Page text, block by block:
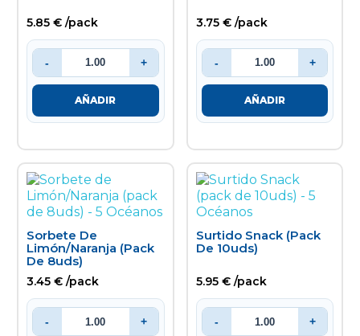
5.85 € /pack
- +
AÑADIR
3.75 € /pack
- +
AÑADIR
Sorbete De
Limón/Naranja (pack
De 8uds)
3.45 € /pack
- +
Surtido Snack (pack
De 10uds)
5.95 € /pack
- +